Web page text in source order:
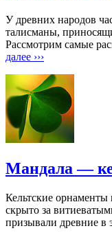
У древних народов
талисманы,
Рассмотрим самые
далее ›››
Мандала —
Кельтские
скрыто за
призывали древние в